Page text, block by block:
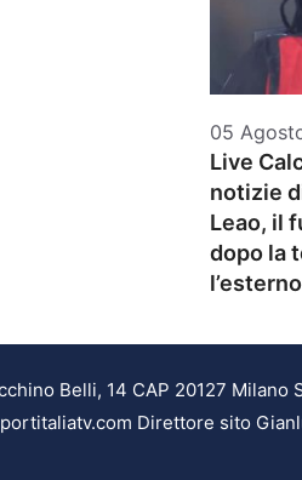
05
Live
notizie
Leao, il
dopo la
Belli, 14 CAP 20127 Milano
Direttore sito